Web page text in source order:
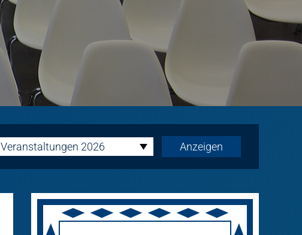
Veranstaltungen 2026